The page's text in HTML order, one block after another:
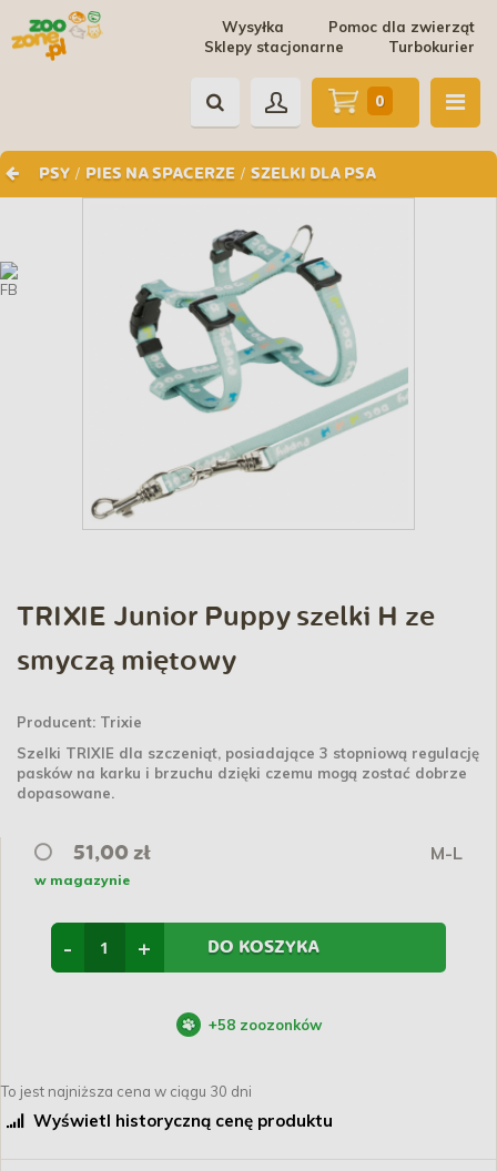
Pomoc dla zwierząt
Wysyłka
Turbokurier
Sklepy stacjonarne
PSY / PIES NA SPACERZE / SZELKI DLA PSA
0
TRIXIE Junior Puppy szelki H ze
smyczą miętowy
Producent: Trixie
Szelki TRIXIE dla szczeniąt, posiadające 3 stopniową regulację
pasków na karku i brzuchu dzięki czemu mogą zostać dobrze
dopasowane.
51,00 zł M-L
w magazynie
+
- DO KOSZYKA
+58 zoozonków
To jest najniższa cena w ciągu 30 dni
Wyświetl historyczną cenę produktu